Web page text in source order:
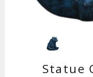
Statue